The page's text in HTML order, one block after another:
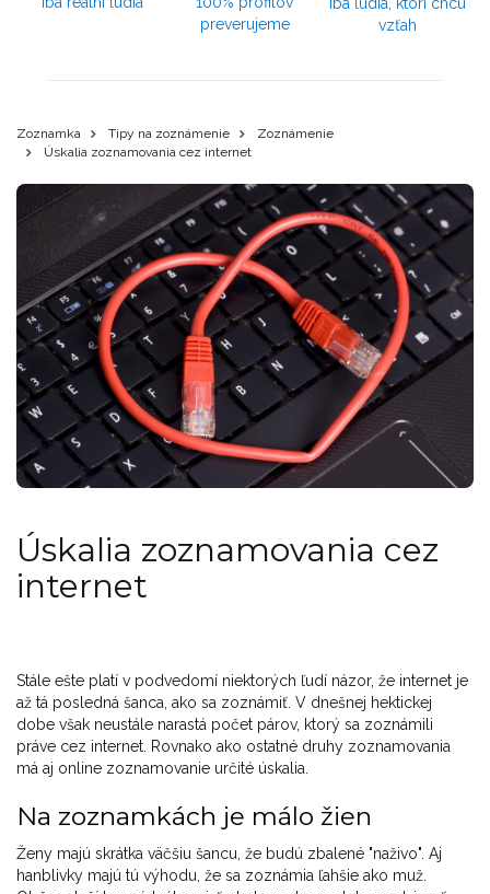
preverujeme
vzťah
Zoznamka Tipy na zoznámenie
Zoznámenie
Úskalia zoznamovania cez internet
Úskalia zoznamovania cez
internet
Stále ešte platí v podvedomí niektorých ľudí názor, že internet je
až tá posledná šanca, ako sa zoznámiť. V dnešnej hektickej
dobe však neustále narastá počet párov, ktorý sa zoznámili
práve cez internet. Rovnako ako ostatné druhy zoznamovania
má aj online zoznamovanie určité úskalia.
Na zoznamkách je málo žien
Ženy majú skrátka väčšiu šancu, že budú zbalené "naživo". Aj
hanblivky majú tú výhodu, že sa zoznámia ľahšie ako muž.